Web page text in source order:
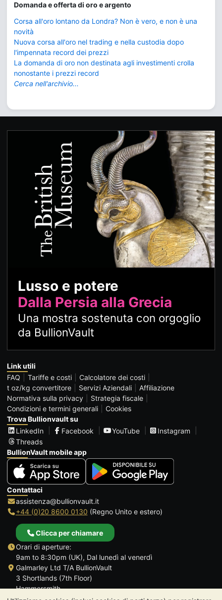
Domanda e offerta di oro e argento
Corsa all'oro lontano da Londra? Non è vero, e non è una
novità
Nuova corsa all'oro nel trading e nella custodia dopo
l'impennata record dei prezzi
La domanda di oro non destinata agli investimenti crolla
nonostante i prezzi record
Cerca nell'archivio...
Lusso e potere
Dalla Persia alla Grecia
Una mostra sostenuta con orgoglio
da BullionVault
Link utili
FAQ
Tariffe e costi
Calcolatore dei costi
t oz/kg convertitore
Servizi Aziendali
Affiliazione
Normativa sulla privacy
Strategia fiscale
Condizioni e termini generali
Cookies
Trova Bullionvault su
LinkedIn
Facebook YouTube
Instagram
Threads
BullionVault mobile app
Contattaci
assistenza@bullionvault.it
+44 (0)20 8600 0130 (Regno Unito e estero)
Clicca per chiamare
Orari di aperture:
9am to 8:30pm (UK), Dal lunedì al venerdì
Galmarley Ltd T/A BullionVault
3 Shortlands (7th Floor)
Hammersmith